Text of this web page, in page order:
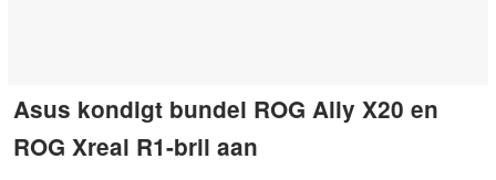
Asus kondigt bundel ROG Ally X20 en
ROG Xreal R1-bril aan